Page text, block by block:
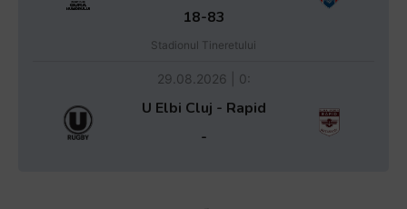
18-83
Stadionul Tineretului
29.08.2026 | 0:
U Elbi Cluj - Rapid
-